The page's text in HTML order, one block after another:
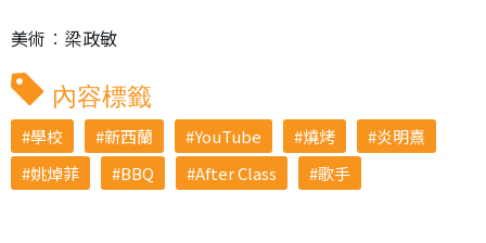
美術︰梁政敏
內容標籤
學校 新西蘭 YouTube 燒烤
炎明熹
姚焯菲
BBQ After Class 歌手